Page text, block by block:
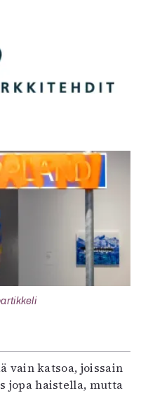
vain katsoa, joissain
jopa haistella, mutta